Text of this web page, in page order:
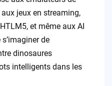
jeux en streaming,
et même aux AI
de
dinosaures
intelligents dans les